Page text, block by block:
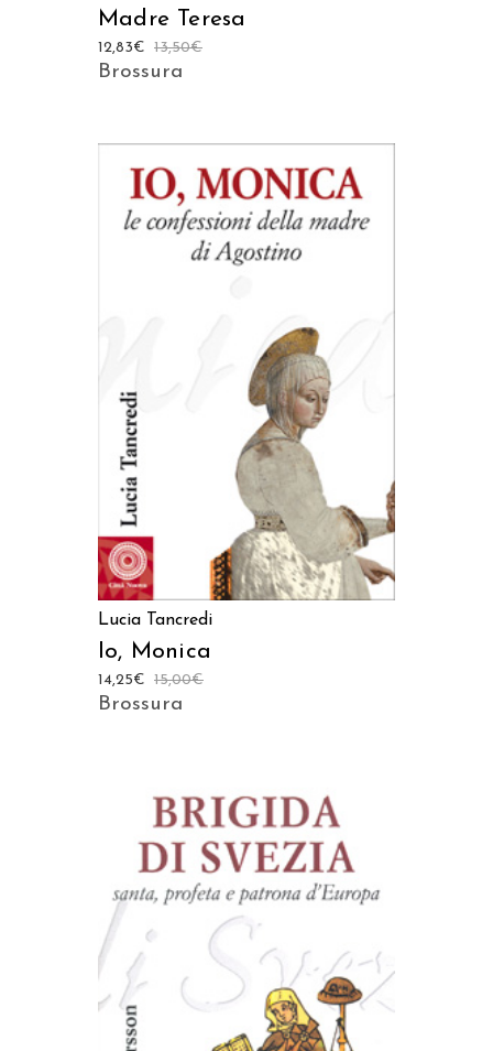
Madre Teresa
13,50€
12,83€
Brossura
AGGIUNGI AL CARRELLO
Lucia Tancredi
Io, Monica
15,00€
14,25€
Brossura
AGGIUNGI AL CARRELLO